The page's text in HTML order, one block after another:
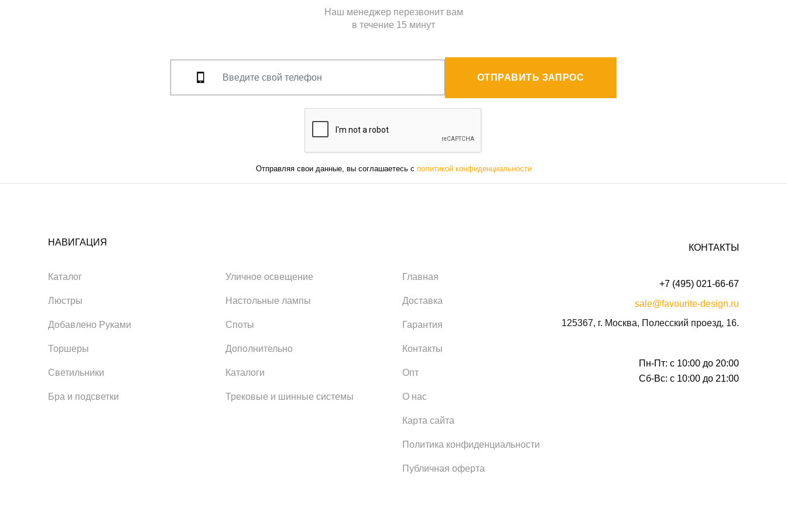
Наш менеджер перезвонит вам
в течение 15 минут
ОТПРАВИТЬ ЗАПРОС
Отправляя свои данные, вы соглашаетесь с политикой конфиденциальности
НАВИГАЦИЯ
Каталог
Люстры
Добавлено Руками
Торшеры
Светильники
Бра и подсветки
Уличное освещение
Настольные лампы
Споты
Дополнительно
Каталоги
Трековые и шинные системы
Главная
Доставка
Гарантия
Контакты
Опт
О нас
Карта сайта
Политика конфиденциальности
Публичная оферта
КОНТАКТЫ
+7 (495) 021-66-67
sale@favourite-design.ru
125367, г. Москва, Полесский проезд, 16.
Пн-Пт: с 10:00 до 20:00
Сб-Вс: с 10:00 до 21:00